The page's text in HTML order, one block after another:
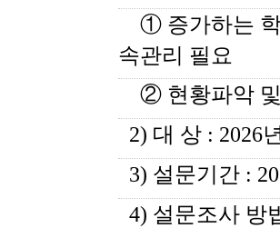
① 증가하는
속관리 필요
② 현황파악
2) 대 상 : 2026
3) 설문기간 :
4) 설문조사 방